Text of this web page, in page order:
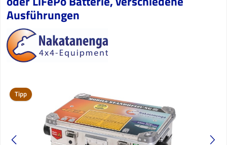
Ausführungen
Bildergalerie überspringen
Tipp